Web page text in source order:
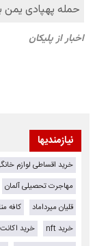
نیازمندیها
خرید اقساطی لوازم
مهاجرت تحصیلی آلمان
قلیان میرداماد
کافه
خرید nft
خرید